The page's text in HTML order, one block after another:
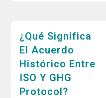
¿Qué Significa
El Acuerdo
Histórico Entre
ISO Y GHG
Protocol?